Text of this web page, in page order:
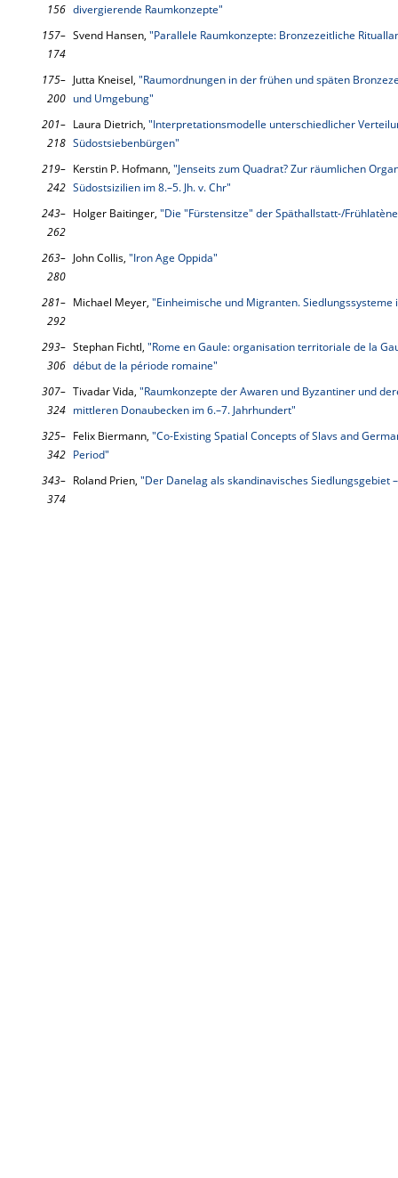
156 divergierende Raumkonzepte"
157–
174
Svend Hansen, "Parallele Raumkonzepte: Bronzezeitliche
175–
200
Jutta Kneisel, "Raumordnungen in der frühen und späten
und Umgebung"
201–
218
Laura Dietrich, "Interpretationsmodelle unterschiedlicher
Südostsiebenbürgen"
219–
242
Kerstin P. Hofmann, "Jenseits zum Quadrat? Zur räumlichen
Südostsizilien im 8.–5. Jh. v. Chr"
243–
262
Holger Baitinger, "Die "Fürstensitze" der Späthallstatt-/
263–
280
John Collis, "Iron Age Oppida"
281–
292
Michael Meyer, "Einheimische und Migranten.
293–
306
Stephan Fichtl, "Rome en Gaule: organisation territoriale de la
début de la période romaine"
307–
324
Tivadar Vida, "Raumkonzepte der Awaren und Byzantiner und
mittleren Donaubecken im 6.–7. Jahrhundert"
325–
342
Felix Biermann, "Co-Existing Spatial Concepts of Slavs and
Period"
343–
374
Roland Prien, "Der Danelag als skandinavisches Siedlungsgebiet